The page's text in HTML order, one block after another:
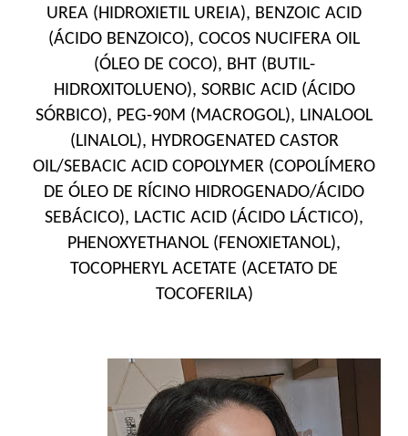
UREA (HIDROXIETIL UREIA), BENZOIC ACID
(ÁCIDO BENZOICO), COCOS NUCIFERA OIL
(ÓLEO DE COCO), BHT (BUTIL-
HIDROXITOLUENO), SORBIC ACID (ÁCIDO
SÓRBICO), PEG-90M (MACROGOL), LINALOOL
(LINALOL), HYDROGENATED CASTOR
OIL/SEBACIC ACID COPOLYMER (COPOLÍMERO
DE ÓLEO DE RÍCINO HIDROGENADO/ÁCIDO
SEBÁCICO), LACTIC ACID (ÁCIDO LÁCTICO),
PHENOXYETHANOL (FENOXIETANOL),
TOCOPHERYL ACETATE (ACETATO DE
TOCOFERILA)